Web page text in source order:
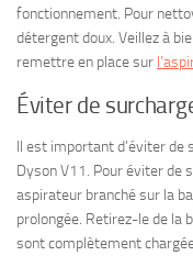
fonctionnement. Pour
détergent doux. Veillez à
remettre en place sur
Éviter de
Il est important d’éviter
Dyson V11. Pour éviter de
aspirateur branché sur la
prolongée. Retirez-le de la
sont complètement